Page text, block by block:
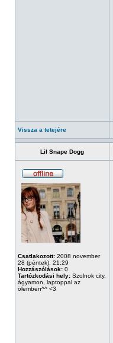
Vissza a tetejére
Lil Snape Dogg
Csatlakozott: 2008 november
28 (péntek), 21:29
Hozzászólások: 0
Tartózkodási hely: Szolnok city,
ágyamon, laptoppal az
ölemben^^ <3